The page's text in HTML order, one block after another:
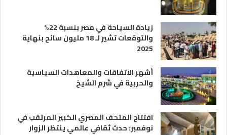
زيادة السياحة في مصر بنسبة 22%
والتوقعات تشير لـ 18 مليون سائح بنهاية
2025
أشهر الاتفاقات والمعاهدات السياسية
والحربية في شرم الشيخ
افتتاح المتحف المصري الكبير المرتقب في
نوفمبر: حدث ثقافي عالمي ينتظر الزوار